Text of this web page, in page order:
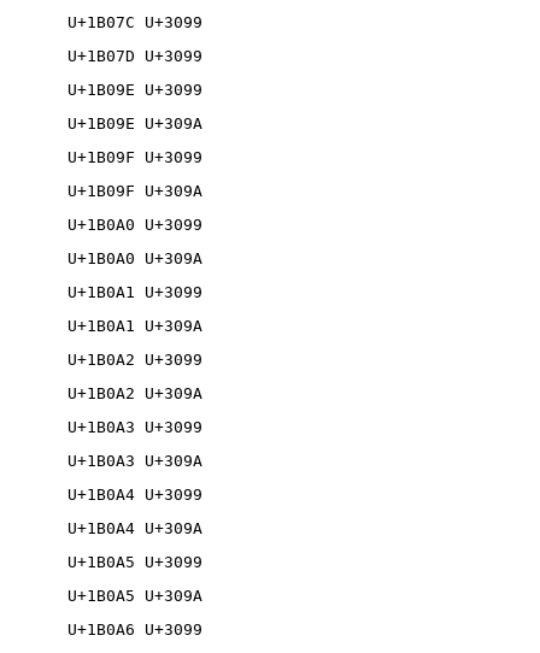
U+1B07C U+3099
U+1B07D U+3099
U+1B09E U+3099
U+1B09E U+309A
U+1B09F U+3099
U+1B09F U+309A
U+1B0A0 U+3099
U+1B0A0 U+309A
U+1B0A1 U+3099
U+1B0A1 U+309A
U+1B0A2 U+3099
U+1B0A2 U+309A
U+1B0A3 U+3099
U+1B0A3 U+309A
U+1B0A4 U+3099
U+1B0A4 U+309A
U+1B0A5 U+3099
U+1B0A5 U+309A
U+1B0A6 U+3099